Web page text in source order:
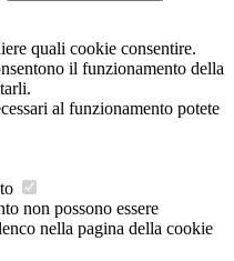
quali cookie consentire.
il funzionamento della
al funzionamento potete
non possono essere
nella pagina della cookie